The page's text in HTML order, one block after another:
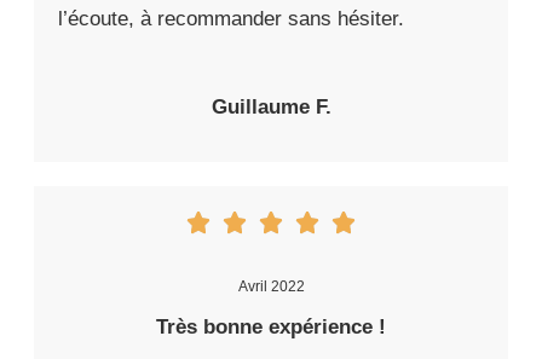
l’écoute, à recommander sans hésiter.
Guillaume F.
Avril 2022
Très bonne expérience !